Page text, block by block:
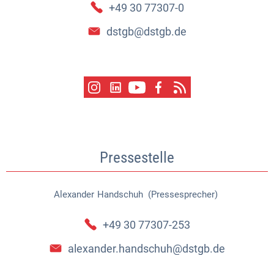
+49 30 77307-0
dstgb@dstgb.de
Pressestelle
Alexander Handschuh (Pressesprecher)
Alexander Handschuh
+49 30 77307-253
alexander.handschuh@dstgb.de